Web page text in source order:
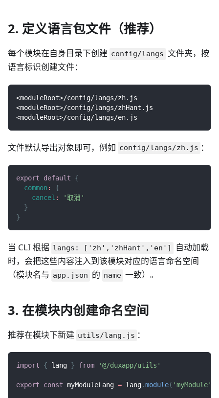
2. 定义语言包文件（推荐）
每个模块在自身目录下创建 config/langs 文件夹，按
语言标识创建文件：
<moduleRoot>/config/langs/zh.js
<moduleRoot>/config/langs/zhHant.js
<moduleRoot>/config/langs/en.js
文件默认导出对象即可，例如 config/langs/zh.js ：
export default
{
common :
{
cancel :
'取消'
}
}
当 CLI 根据 langs: ['zh','zhHant','en']
自动加载
时，会把这些内容注入到该模块对应的语言命名空间
（模块名与 app.json 的 name 一致）。
3. 在模块内创建命名空间
推荐在模块下新建 utils/lang.js ：
import { lang } from '@/duxapp/utils'
export const myModuleLang = lang.module( 'myModule'